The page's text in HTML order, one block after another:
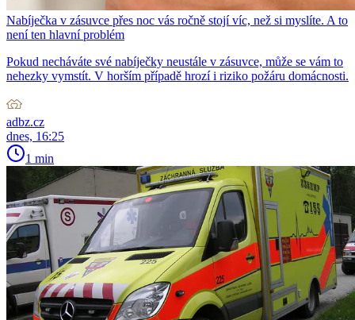
Nabíječka v zásuvce přes noc vás ročně stojí víc, než si myslíte. A to
není ten hlavní problém
Pokud necháváte své nabíječky neustále v zásuvce, může se vám to
nehezky vymstít. V horším případě hrozí i riziko požáru domácnosti.
adbz.cz
dnes, 16:25
1 min